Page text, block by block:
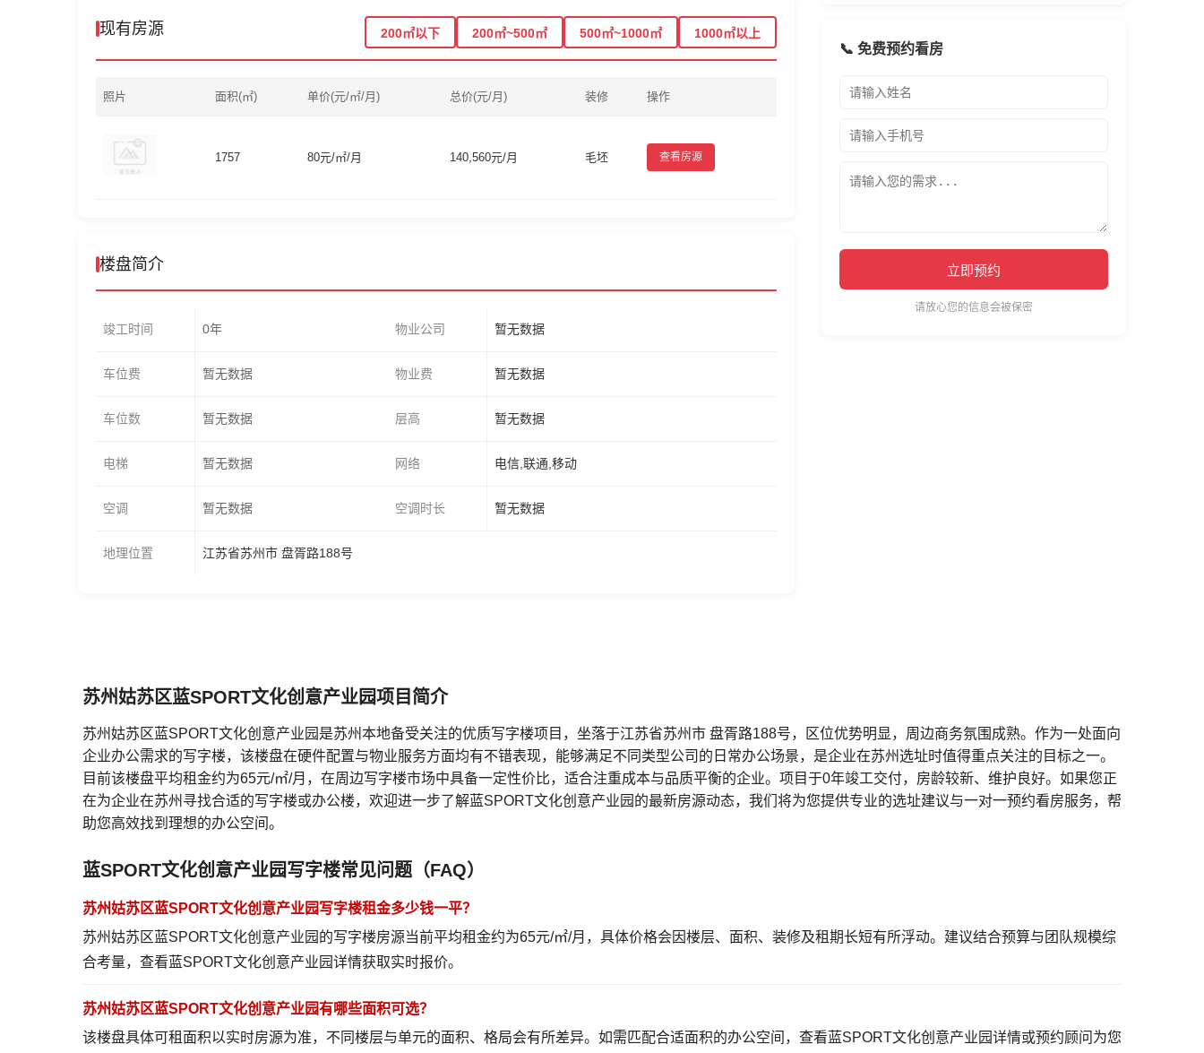
现有房源 200㎡以下 200㎡~500㎡ 500㎡~1000㎡ 1000㎡以上
照片 面积(㎡) 单价(元/㎡/月) 总价(元/月) 装修 操作
1757 80元/㎡/月 140,560元/月 毛坯 查看房源
楼盘简介
竣工时间 0年 物业公司 暂无数据
车位费 暂无数据 物业费 暂无数据
车位数 暂无数据 层高 暂无数据
电梯 暂无数据 网络 电信,联通,移动
空调 暂无数据 空调时长 暂无数据
地理位置 江苏省苏州市 盘胥路188号
📞 免费预约看房
立即预约
请放心您的信息会被保密
苏州姑苏区蓝SPORT文化创意产业园项目简介
苏州姑苏区蓝SPORT文化创意产业园是苏州本地备受关注的优质写字楼项目，坐落于江苏省苏州市 盘胥路188号，区位优势明显，周边商务氛围成熟。作为一处面向
企业办公需求的写字楼，该楼盘在硬件配置与物业服务方面均有不错表现，能够满足不同类型公司的日常办公场景，是企业在苏州选址时值得重点关注的目标之一。
目前该楼盘平均租金约为65元/㎡/月，在周边写字楼市场中具备一定性价比，适合注重成本与品质平衡的企业。项目于0年竣工交付，房龄较新、维护良好。如果您正
在为企业在苏州寻找合适的写字楼或办公楼，欢迎进一步了解蓝SPORT文化创意产业园的最新房源动态，我们将为您提供专业的选址建议与一对一预约看房服务，帮
助您高效找到理想的办公空间。
蓝SPORT文化创意产业园写字楼常见问题（FAQ）
苏州姑苏区蓝SPORT文化创意产业园写字楼租金多少钱一平？
苏州姑苏区蓝SPORT文化创意产业园的写字楼房源当前平均租金约为65元/㎡/月，具体价格会因楼层、面积、装修及租期长短有所浮动。建议结合预算与团队规模综
合考量， 查看蓝SPORT文化创意产业园详情获取实时报价。
苏州姑苏区蓝SPORT文化创意产业园有哪些面积可选？
该楼盘具体可租面积以实时房源为准，不同楼层与单元的面积、格局会有所差异。如需匹配合适面积的办公空间， 查看蓝SPORT文化创意产业园详情或预约顾问为您